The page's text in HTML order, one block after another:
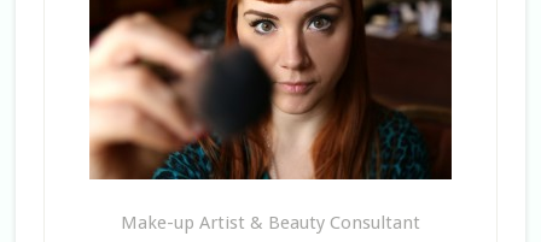
Make-up Artist & Beauty Consultant